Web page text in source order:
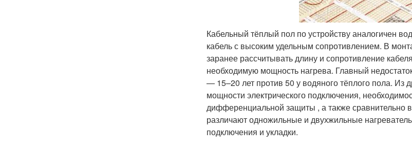
Кабельный тёплый пол по устройству аналогичен
кабель с высоким удельным сопротивлением. В
заранее рассчитывать длину и сопротивление
необходимую мощность нагрева. Главный
— 15–20 лет против 50 у водяного тёплого пола.
мощности электрического подключения,
дифференциальной защиты , а также сравнительно
различают одножильные и двухжильные
подключения и укладки.